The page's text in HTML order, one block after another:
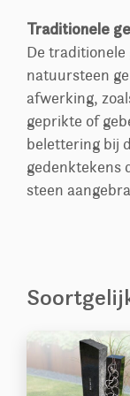
Traditionele
De traditionele
natuursteen
afwerking,
geprikte of
belettering bij
gedenktekens
steen